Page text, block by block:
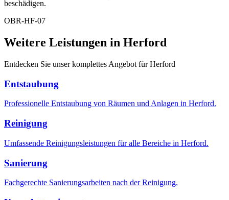
beschädigen.
OBR-HF-07
Weitere Leistungen in Herford
Entdecken Sie unser komplettes Angebot für Herford
Entstaubung
Professionelle Entstaubung von Räumen und Anlagen in Herford.
Reinigung
Umfassende Reinigungsleistungen für alle Bereiche in Herford.
Sanierung
Fachgerechte Sanierungsarbeiten nach der Reinigung.